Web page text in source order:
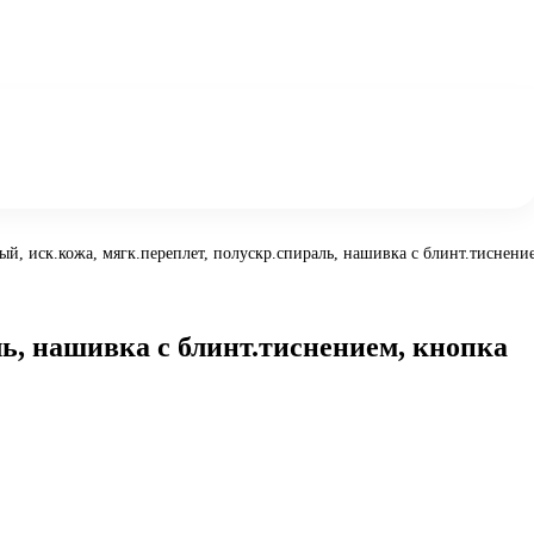
иск.кожа, мягк.переплет, полускр.спираль, нашивка с
нашивка с блинт.тиснением, кнопка